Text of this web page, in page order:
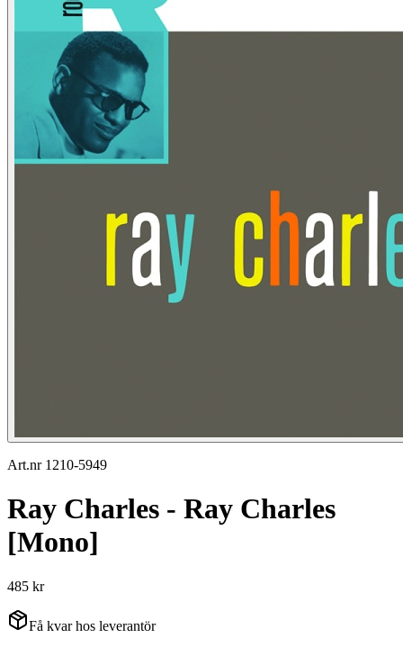
Art.nr 1210-5949
Ray Charles - Ray Charles
[Mono]
485 kr
Få kvar hos leverantör